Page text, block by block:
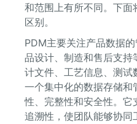
和范围上有所不同。下
区别。
PDM主要关注产品数据
品设计、制造和售后支持
计文件、工艺信息、测试
一个集中化的数据存储
性、完整性和安全性。它
追溯性，使团队能够协同